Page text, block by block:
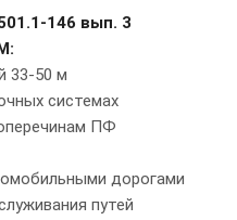
146 вып. 3
33-50 м
системах
ПФ
дорогами
путей